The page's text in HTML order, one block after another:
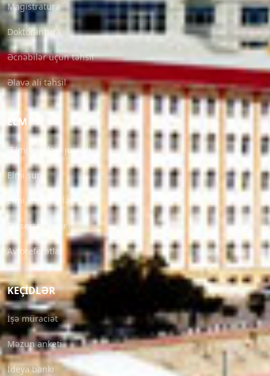
Magistratura
Doktorantura
Əcnəbilər üçün təhsil
Əlavə ali təhsil
ELM
“Elmi əsərlər” jurnalı
Elmi şura
Elmi konfranslar
Dissertasiyalar
Avtoreferatlar
KEÇIDLƏR
İşə müraciət
Məzun anketi
İdeya bankı